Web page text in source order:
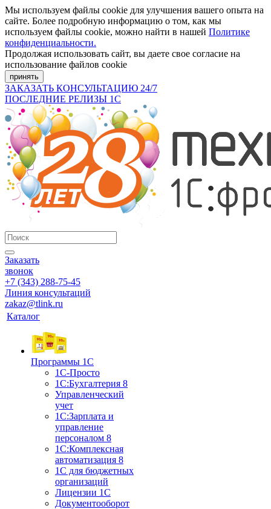
Мы используем файлы cookie для улучшения вашего опыта на
сайте. Более подробную информацию о том, как мы
используем файлы cookie, можно найти в нашей Политике
конфиденциальности.
Продолжая использовать сайт, вы даете свое согласие на
использование файлов cookie
принять
ЗАКАЗАТЬ КОНСУЛЬТАЦИЮ 24/7
ПОСЛЕДНИЕ РЕЛИЗЫ 1С
Заказать
звонок
+7 (343) 288-75-45
Линия консультаций
zakaz@tlink.ru
Каталог
Программы 1С
1С-Просто
1С:Бухгалтерия 8
Управленческий
учет
1С:Зарплата и
управление
персоналом 8
1C:Комплексная
автоматизация 8
1С для бюджетных
организаций
Лицензии 1С
Документооборот